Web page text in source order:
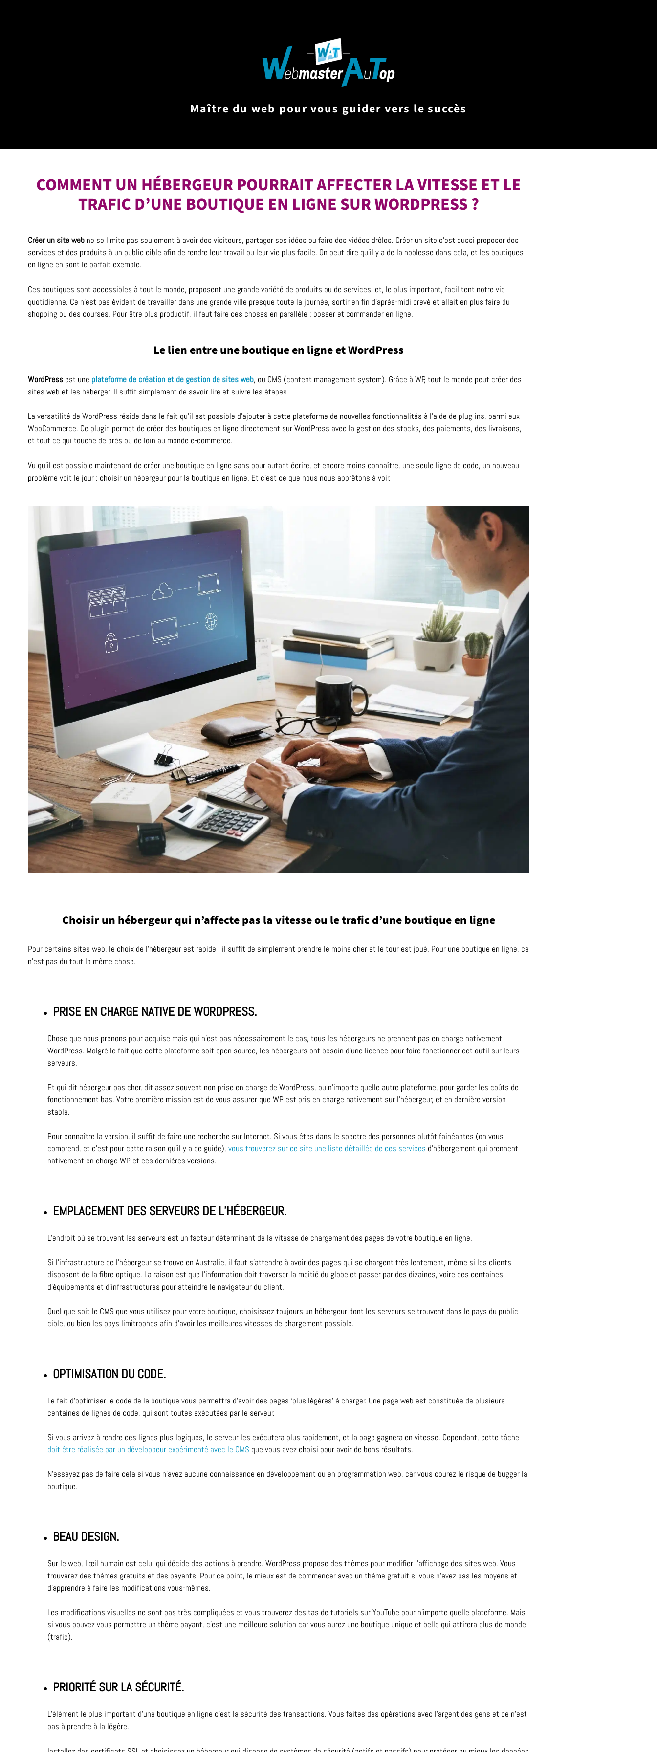
Maître du web pour vous guider vers le succès
COMMENT UN HÉBERGEUR POURRAIT AFFECTER LA VITESSE ET LE
TRAFIC D’UNE BOUTIQUE EN LIGNE SUR WORDPRESS ?
Créer un site web ne se limite pas seulement à avoir des visiteurs, partager ses idées ou faire des vidéos drôles. Créer un site c’est aussi proposer des
services et des produits à un public cible afin de rendre leur travail ou leur vie plus facile. On peut dire qu’il y a de la noblesse dans cela, et les boutiques
en ligne en sont le parfait exemple.
Ces boutiques sont accessibles à tout le monde, proposent une grande variété de produits ou de services, et, le plus important, facilitent notre vie
quotidienne. Ce n’est pas évident de travailler dans une grande ville presque toute la journée, sortir en fin d’après-midi crevé et allait en plus faire du
shopping ou des courses. Pour être plus productif, il faut faire ces choses en parallèle : bosser et commander en ligne.
Le lien entre une boutique en ligne et WordPress
WordPress est une plateforme de création et de gestion de sites web, ou CMS (content management system). Grâce à WP, tout le monde peut créer des
sites web et les héberger. Il suffit simplement de savoir lire et suivre les étapes.
La versatilité de WordPress réside dans le fait qu’il est possible d’ajouter à cette plateforme de nouvelles fonctionnalités à l’aide de plug-ins, parmi eux
WooCommerce. Ce plugin permet de créer des boutiques en ligne directement sur WordPress avec la gestion des stocks, des paiements, des livraisons,
et tout ce qui touche de près ou de loin au monde e-commerce.
Vu qu’il est possible maintenant de créer une boutique en ligne sans pour autant écrire, et encore moins connaître, une seule ligne de code, un nouveau
problème voit le jour : choisir un hébergeur pour la boutique en ligne. Et c’est ce que nous nous apprêtons à voir.
Choisir un hébergeur qui n’affecte pas la vitesse ou le trafic d’une boutique en ligne
Pour certains sites web, le choix de l’hébergeur est rapide : il suffit de simplement prendre le moins cher et le tour est joué. Pour une boutique en ligne, ce
n’est pas du tout la même chose.
PRISE EN CHARGE NATIVE DE WORDPRESS.
Chose que nous prenons pour acquise mais qui n’est pas nécessairement le cas, tous les hébergeurs ne prennent pas en charge nativement
WordPress. Malgré le fait que cette plateforme soit open source, les hébergeurs ont besoin d’une licence pour faire fonctionner cet outil sur leurs
serveurs.
Et qui dit hébergeur pas cher, dit assez souvent non prise en charge de WordPress, ou n’importe quelle autre plateforme, pour garder les coûts de
fonctionnement bas. Votre première mission est de vous assurer que WP est pris en charge nativement sur l’hébergeur, et en dernière version
stable.
Pour connaître la version, il suffit de faire une recherche sur Internet. Si vous êtes dans le spectre des personnes plutôt fainéantes (on vous
comprend, et c’est pour cette raison qu’il y a ce guide), vous trouverez sur ce site une liste détaillée de ces services d’hébergement qui prennent
nativement en charge WP et ces dernières versions.
EMPLACEMENT DES SERVEURS DE L’HÉBERGEUR.
L’endroit où se trouvent les serveurs est un facteur déterminant de la vitesse de chargement des pages de votre boutique en ligne.
Si l’infrastructure de l’hébergeur se trouve en Australie, il faut s’attendre à avoir des pages qui se chargent très lentement, même si les clients
disposent de la fibre optique. La raison est que l’information doit traverser la moitié du globe et passer par des dizaines, voire des centaines
d’équipements et d’infrastructures pour atteindre le navigateur du client.
Quel que soit le CMS que vous utilisez pour votre boutique, choisissez toujours un hébergeur dont les serveurs se trouvent dans le pays du public
cible, ou bien les pays limitrophes afin d’avoir les meilleures vitesses de chargement possible.
OPTIMISATION DU CODE.
Le fait d’optimiser le code de la boutique vous permettra d’avoir des pages ‘plus légères’ à charger. Une page web est constituée de plusieurs
centaines de lignes de code, qui sont toutes exécutées par le serveur.
Si vous arrivez à rendre ces lignes plus logiques, le serveur les exécutera plus rapidement, et la page gagnera en vitesse. Cependant, cette tâche
doit être réalisée par un développeur expérimenté avec le CMS que vous avez choisi pour avoir de bons résultats.
N’essayez pas de faire cela si vous n’avez aucune connaissance en développement ou en programmation web, car vous courez le risque de bugger la
boutique.
BEAU DESIGN.
Sur le web, l’œil humain est celui qui décide des actions à prendre. WordPress propose des thèmes pour modifier l’affichage des sites web. Vous
trouverez des thèmes gratuits et des payants. Pour ce point, le mieux est de commencer avec un thème gratuit si vous n’avez pas les moyens et
d’apprendre à faire les modifications vous-mêmes.
Les modifications visuelles ne sont pas très compliquées et vous trouverez des tas de tutoriels sur YouTube pour n’importe quelle plateforme. Mais
si vous pouvez vous permettre un thème payant, c’est une meilleure solution car vous aurez une boutique unique et belle qui attirera plus de monde
(trafic).
PRIORITÉ SUR LA SÉCURITÉ.
L’élément le plus important d’une boutique en ligne c’est la sécurité des transactions. Vous faites des opérations avec l’argent des gens et ce n’est
pas à prendre à la légère.